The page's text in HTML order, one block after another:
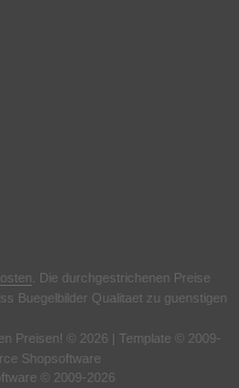
. Die durchgestrichenen Preise
Buegelbilder Qualitaet zu guenstigen
Preisen! © 2026 | Template © 2009-
Shopsoftware
© 2009-2026